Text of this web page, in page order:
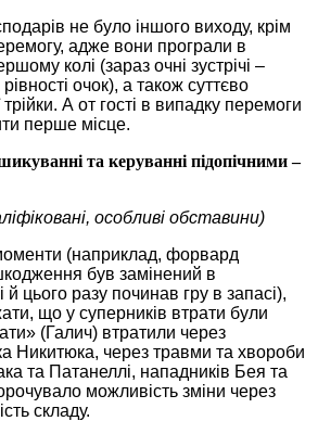
не було іншого виходу, крім
адже вони програли в
колі (зараз очні зустрічі –
очок), а також суттєво
А от гості в випадку перемоги
перше місце.
та керуванні підопічними –
особливі обставини)
(наприклад, форвард
був замінений в
цього разу починав гру в запасі),
що у суперників втрати були
(Галич) втратили через
Никитюка, через травми та хвороби
та Патанеллі, нападників Бея та
можливість зміни через
складу.